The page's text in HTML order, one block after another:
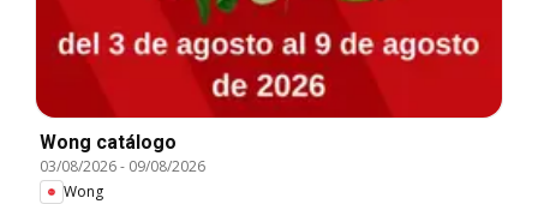
Wong catálogo
03/08/2026- 09/08/2026
Wong